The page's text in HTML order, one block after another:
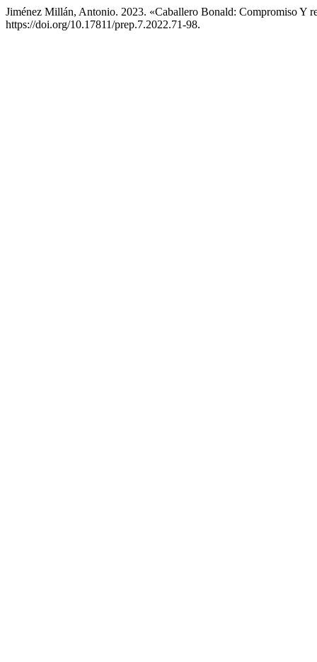
Jiménez Millán, Antonio. 2023. «Caballero Bonald: Compromiso Y
https://doi.org/10.17811/prep.7.2022.71-98.